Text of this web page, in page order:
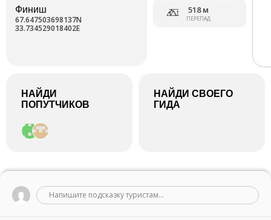
Финиш
67.647503698137N
33.734529018402E
518 м
ПЕРЕПАД
НАЙДИ
ПОПУТЧИКОВ
НАЙДИ СВОЕГО
ГИДА
Напишите подсказку туристам...